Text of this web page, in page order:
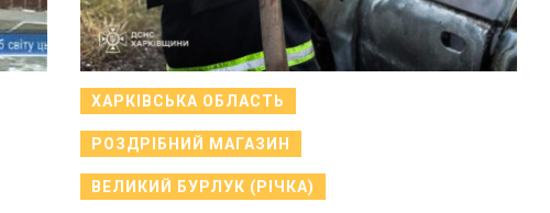
ХАРКІВСЬКА ОБЛАСТЬ
РОЗДРІБНИЙ МАГАЗИН
ВЕЛИКИЙ БУРЛУК (РІЧКА)